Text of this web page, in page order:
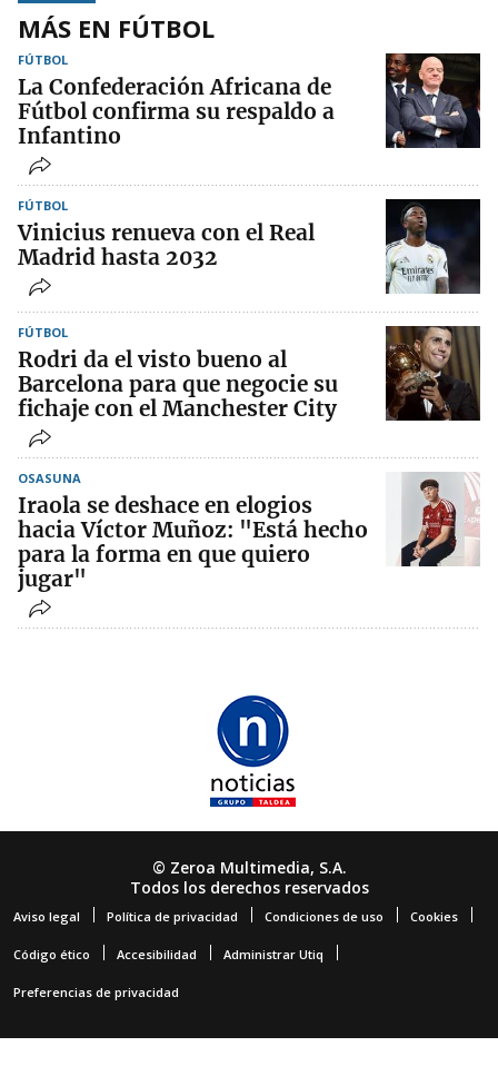
MÁS EN FÚTBOL
FÚTBOL
La Confederación Africana de
Fútbol confirma su respaldo a
Infantino
FÚTBOL
Vinicius renueva con el Real
Madrid hasta 2032
FÚTBOL
Rodri da el visto bueno al
Barcelona para que negocie su
fichaje con el Manchester City
OSASUNA
Iraola se deshace en elogios
hacia Víctor Muñoz: "Está hecho
para la forma en que quiero
jugar"
© Zeroa Multimedia, S.A.
Todos los derechos reservados
Aviso legal Política de privacidad Condiciones de uso Cookies
Código ético Accesibilidad Administrar Utiq
Preferencias de privacidad